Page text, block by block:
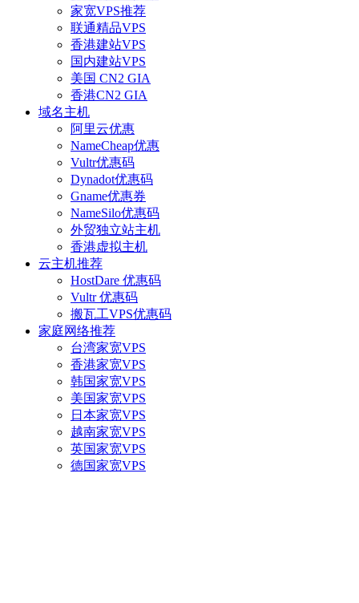
家宽VPS推荐
联通精品VPS
香港建站VPS
国内建站VPS
美国 CN2 GIA
香港CN2 GIA
域名主机
阿里云优惠
NameCheap优惠
Vultr优惠码
Dynadot优惠码
Gname优惠券
NameSilo优惠码
外贸独立站主机
香港虚拟主机
云主机推荐
HostDare 优惠码
Vultr 优惠码
搬瓦工VPS优惠码
家庭网络推荐
台湾家宽VPS
香港家宽VPS
韩国家宽VPS
美国家宽VPS
日本家宽VPS
越南家宽VPS
英国家宽VPS
德国家宽VPS